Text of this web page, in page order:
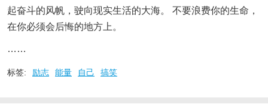
起奋斗的风帆，驶向现实生活的大海。 不要浪费你的生命，
在你必须会后悔的地方上。
……
标签: 励志 能量 自己 搞笑